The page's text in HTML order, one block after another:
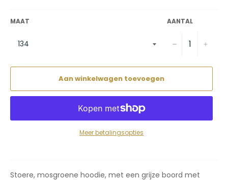
MAAT AANTAL
− +
Aan winkelwagen toevoegen
Meer betalingsopties
Stoere, mosgroene hoodie, met een grijze boord met